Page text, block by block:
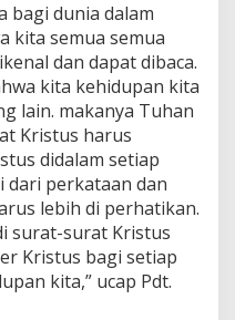
bagi dunia dalam
kita semua semua
dan dapat dibaca.
kita kehidupan kita
lain. makanya Tuhan
Kristus harus
didalam setiap
dari perkataan dan
lebih di perhatikan.
surat-surat Kristus
Kristus bagi setiap
kita,” ucap Pdt.